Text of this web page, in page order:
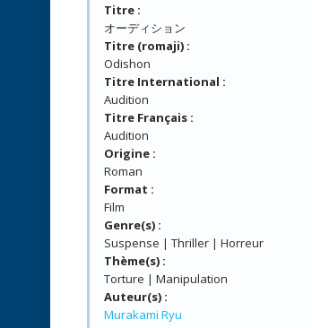
Titre :
オーディション
Titre (romaji) :
Odishon
Titre International :
Audition
Titre Français :
Audition
Origine :
Roman
Format :
Film
Genre(s) :
Suspense | Thriller | Horreur
Thème(s) :
Torture | Manipulation
Auteur(s) :
Murakami Ryu